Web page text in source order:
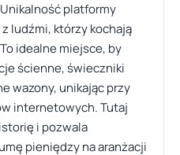
platformy
ludźmi, którzy kochają
idealne miejsce, by
ścienne, świeczniki
wazony, unikając przy
internetowych. Tutaj
i pozwala
pieniędzy na aranżacji